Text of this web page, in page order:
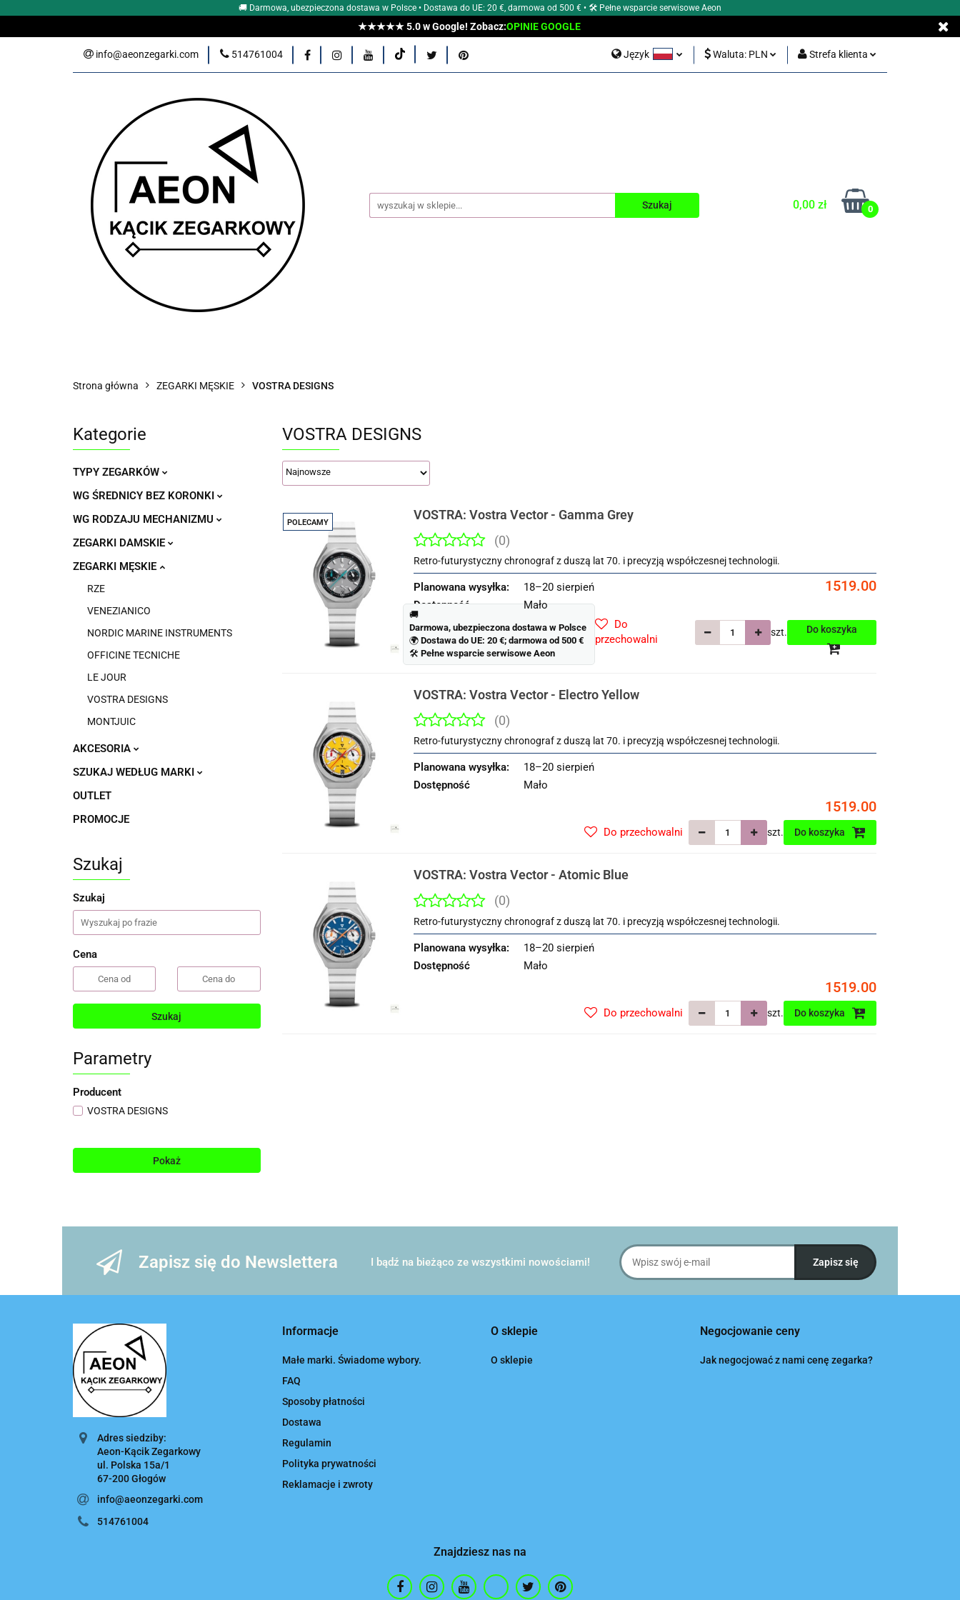
🚚 Darmowa, ubezpieczona dostawa w Polsce • Dostawa do UE: 20 €, darmowa od 500 € • 🛠 Pełne wsparcie serwisowe Aeon
★★★★★ 5.0 w Google! Zobacz:OPINIE GOOGLE
info@aeonzegarki.com 514761004 Język Waluta: PLN Strefa klienta
0,00 zł 0
AKCESORIA TYPY ZEGARKÓW WG ŚREDNICY BEZ KORONKI
DLACZEGO WŁAŚNIE Aeon? POZNAJ NASZE MARKI ZEGARKI MĘSKIE
Nowości PROMOCJE
KLUB PRZYJACIÓŁ AEON
Strona główna ZEGARKI MĘSKIE VOSTRA DESIGNS
Kategorie
TYPY ZEGARKÓW
WG ŚREDNICY BEZ KORONKI
WG RODZAJU MECHANIZMU
ZEGARKI DAMSKIE
ZEGARKI MĘSKIE
RZE
VENEZIANICO
NORDIC MARINE INSTRUMENTS
OFFICINE TECNICHE
LE JOUR
VOSTRA DESIGNS
MONTJUIC
AKCESORIA
SZUKAJ WEDŁUG MARKI
OUTLET
PROMOCJE
Szukaj
Szukaj
Cena
Szukaj
Parametry
Producent
VOSTRA DESIGNS
Pokaż
VOSTRA DESIGNS
POLECAMY
VOSTRA: Vostra Vector - Gamma Grey
(0)
Retro-futurystyczny chronograf z duszą lat 70. i precyzją współczesnej technologii.
Planowana wysyłka:
18–20 sierpień
Dostępność
Mało
1519.00
szt.
🚚
Darmowa, ubezpieczona dostawa w Polsce
🌍 Dostawa do UE: 20 €; darmowa od 500 €
🛠 Pełne wsparcie serwisowe Aeon
Do
przechowalni
VOSTRA: Vostra Vector - Electro Yellow
(0)
Retro-futurystyczny chronograf z duszą lat 70. i precyzją współczesnej technologii.
Planowana wysyłka:
18–20 sierpień
Dostępność
Mało
1519.00
szt. Do koszyka
Do przechowalni
VOSTRA: Vostra Vector - Atomic Blue
(0)
Retro-futurystyczny chronograf z duszą lat 70. i precyzją współczesnej technologii.
Planowana wysyłka:
18–20 sierpień
Dostępność
Mało
1519.00
szt. Do koszyka
Do przechowalni
Zapisz się do Newslettera I bądź na bieżąco ze wszystkimi nowościami!
Adres siedziby:
Aeon-Kącik Zegarkowy
ul. Polska 15a/1
67-200 Głogów
info@aeonzegarki.com
514761004
Informacje
Małe marki. Świadome wybory.
FAQ
Sposoby płatności
Dostawa
Regulamin
Polityka prywatności
Reklamacje i zwroty
O sklepie
O sklepie
Negocjowanie ceny
Jak negocjować z nami cenę zegarka?
Znajdziesz nas na